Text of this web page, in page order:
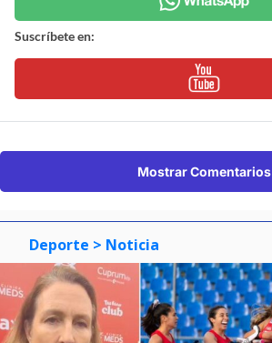
Suscríbete en:
Mostrar Comentarios
Deporte > Noticia